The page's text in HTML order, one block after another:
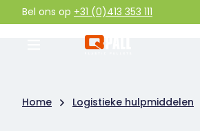
Bel ons op +31 (0)413 353 111
Home Logistieke hulpmiddelen